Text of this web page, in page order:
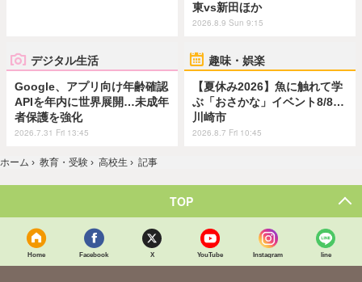
東vs新田ほか
2026.8.9 Sun 9:15
デジタル生活
Google、アプリ向け年齢確認
APIを年内に世界展開…未成年
者保護を強化
2026.7.31 Fri 13:45
趣味・娯楽
【夏休み2026】魚に触れて学
ぶ「おさかな」イベント8/8…
川崎市
2026.8.7 Fri 10:45
ホーム › 教育・受験 › 高校生 › 記事
TOP
Home Facebook X YouTube Instagram line